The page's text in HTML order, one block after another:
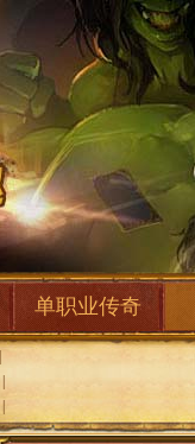
单职业传奇